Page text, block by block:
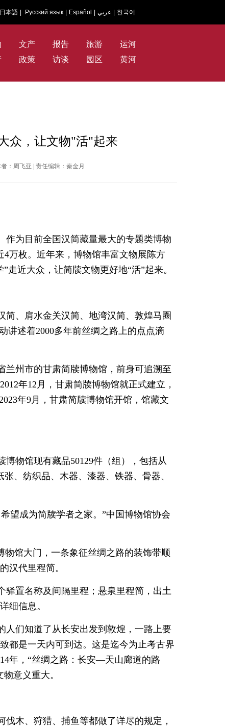
日本語 Русский язык Español عربي 한국어
文产 报告 旅游
运河
政策 访谈 园区 黄河
众，让文物"活"起来
：周飞亚 | 责任编辑：秦金月
作为目前全国汉简藏量最大的专题类博物
万枚。近年来，博物馆丰富文物展陈方
近大众，让简牍文物更好地“活”起来。
、肩水金关汉简、地湾汉简、敦煌马圈
述着2000多年前丝绸之路上的点点滴
兰州市的甘肃简牍博物馆，前身可追溯至
年12月，甘肃简牍博物馆就正式建立，
年9月，甘肃简牍博物馆开馆，馆藏文
物馆现有藏品50129件（组），包括从
、纺织品、木器、漆器、铁器、骨器、
望成为简牍学者之家。”中国博物馆协会
馆大门，一条象征丝绸之路的装饰带顺
汉代里程简。
驿置名称及间隔里程；悬泉里程简，出土
细信息。
人们知道了从长安出发到敦煌，一路上要
都是一天内可到达。这是迄今为止考古界
年，“丝绸之路：长安—天山廊道的路
意义重大。
木、狩猎、捕鱼等都做了详尽的规定，